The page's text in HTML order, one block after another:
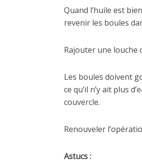
Quand l’huile est
revenir les boules
Rajouter une louche
Les boules doivent
ce qu’il n’y ait plus
couvercle.
Renouveler
Astucs :